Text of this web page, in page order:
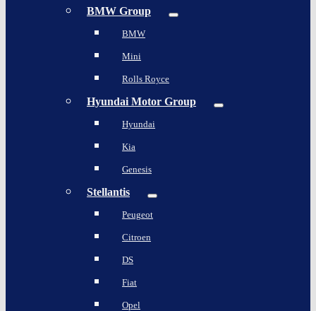
BMW Group
BMW
Mini
Rolls Royce
Hyundai Motor Group
Hyundai
Kia
Genesis
Stellantis
Peugeot
Citroen
DS
Fiat
Opel